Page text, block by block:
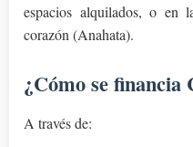
espacios alquilados, o en
corazón (Anahata).
¿Cómo se
A través de: